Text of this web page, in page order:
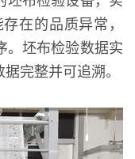
在的品质异常，
。坯布检验数据实
完整并可追溯。